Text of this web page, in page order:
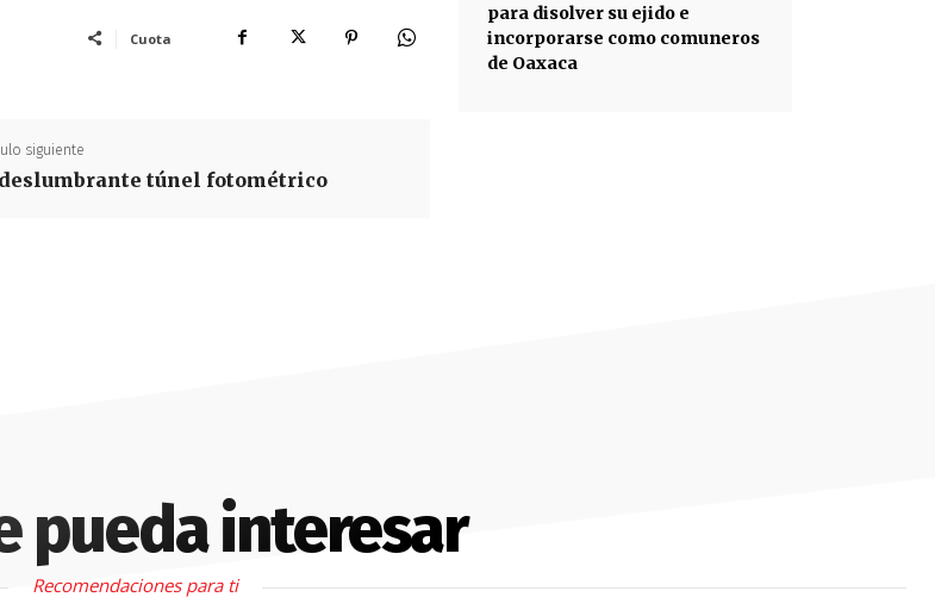
Cuota
siguiente
túnel fotométrico
para disolver su ejido e
incorporarse como comuneros
de Oaxaca
pueda interesar
Recomendaciones para ti